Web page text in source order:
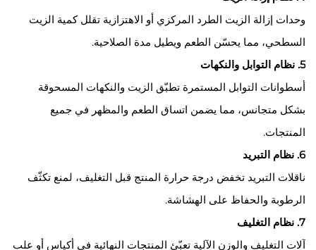
وحدات إزالة الزيت الطرد المركزي أو الاهتزازية تقلل كمية الزيت
السطحي، مما يحسّن الطعم ويطيل مدة الصلاحية.
5. نظام التوابل والنكهات
أسطوانات التوابل المستمرة تطبّق الزيت والنكهات المسحوقة
بشكل متجانس، مما يضمن اتساق الطعم والمظهر في جميع
المنتجات.
6. نظام التبريد
ناقلات التبريد تخفض درجة حرارة المنتج قبل التغليف، لمنع تكثّف
الرطوبة والحفاظ على الهشاشة.
7. نظام التغليف
آلات التغليف والوزن الآلية تعبّئ المنتجات النهائية في أكياس أو علب